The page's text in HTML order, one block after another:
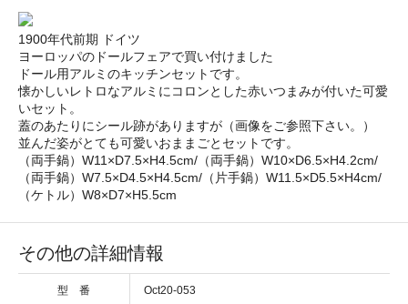
1900年代前期 ドイツ
ヨーロッパのドールフェアで買い付けました
ドール用アルミのキッチンセットです。
懐かしいレトロなアルミにコロンとした赤いつまみが付いた可愛
いセット。
蓋のあたりにシール跡がありますが（画像をご参照下さい。）
並んだ姿がとても可愛いおままごとセットです。
（両手鍋）W11×D7.5×H4.5cm/（両手鍋）W10×D6.5×H4.2cm/
（両手鍋）W7.5×D4.5×H4.5cm/（片手鍋）W11.5×D5.5×H4cm/
（ケトル）W8×D7×H5.5cm
その他の詳細情報
型 番 Oct20-053